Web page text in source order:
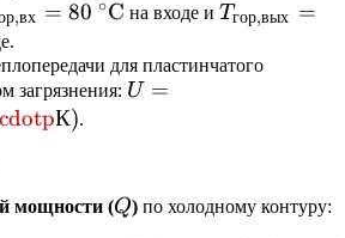
с}
,вх = 80 ∘C на входе иTгор,вых =
для пластинчатого
загрязнения: U =
U =
К).
мощности (Q
Q) по холодному контуру: